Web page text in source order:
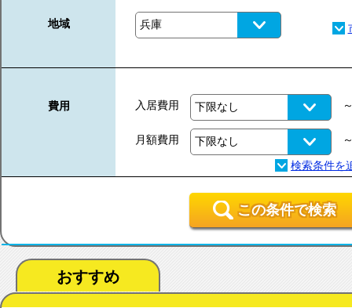
地域
費用 入居費用
月額費用
この条件で検索
おすすめ